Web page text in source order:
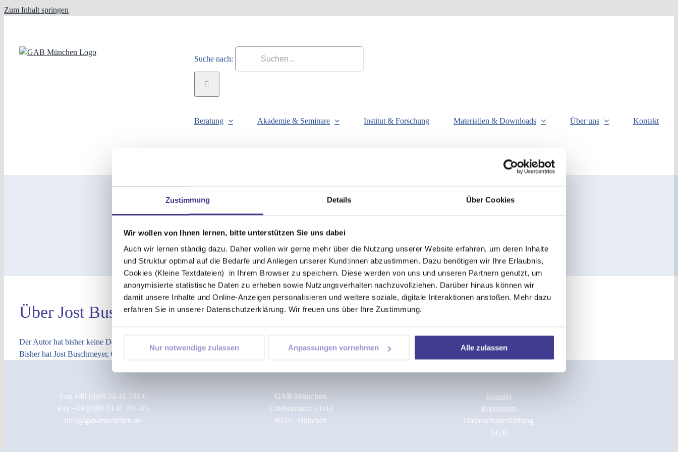
Zustimmung Details Über Cookies
Wir wollen von Ihnen lernen, bitte unterstützen Sie uns dabei
Auch wir lernen ständig dazu. Daher wollen wir gerne mehr über die Nutzung unserer Website erfahren, um deren Inhalte
und Struktur optimal auf die Bedarfe und Anliegen unserer Kund:innen abzustimmen. Dazu benötigen wir Ihre Erlaubnis,
Cookies (Kleine Textdateien) in Ihrem Browser zu speichern. Diese werden von uns und unseren Partnern genutzt, um
anonymisierte statistische Daten zu erheben sowie Nutzungsverhalten nachzuvollziehen. Darüber hinaus können wir
damit unsere Inhalte und Online-Anzeigen personalisieren und weitere soziale, digitale Interaktionen anstoßen. Mehr dazu
erfahren Sie in unserer Datenschutzerklärung. Wir freuen uns über Ihre Zustimmung.
Nur notwendige zulassen Anpassungen vornehmen Alle zulassen
Zum Inhalt springen
Suche nach:
Beratung Akademie & Seminare Institut & Forschung Materialien & Downloads Über uns Kontakt
jost.buschmeyer
Über Jost Buschmeyer
Der Autor hat bisher keine Details angegeben.
Bisher hat Jost Buschmeyer, 0 Blog Beiträge geschrieben.
Fon +49 (0)89 24 41 791-0
Fax +49 (0)89 24 41 791-15
info@gab-muenchen.de
GAB München
Lindwurmstr. 41/43
80337 München
Kontakt
Impressum
Datenschutzerklärung
AGB